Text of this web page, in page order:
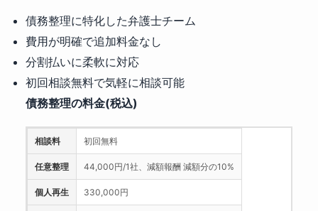
債務整理に特化した弁護士チーム
費用が明確で追加料金なし
分割払いに柔軟に対応
初回相談無料で気軽に相談可能
債務整理の料金(税込)
相談料 初回無料
任意整理 44,000円/1社、減額報酬 減額分の10%
個人再生 330,000円